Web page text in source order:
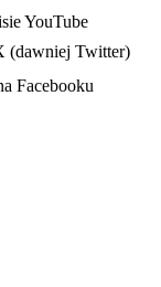
YouTube
(dawniej Twitter)
Facebooku